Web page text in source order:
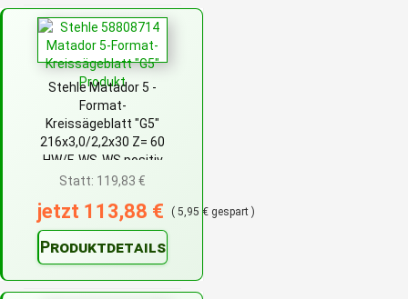
Stehle Matador 5 -
Format-
Kreissägeblatt "G5"
216x3,0/2,2x30 Z= 60
HW/F-WS-WS positiv
Statt: 119,83 €
jetzt 113,88 € ( 5,95 € gespart )
Produktdetails